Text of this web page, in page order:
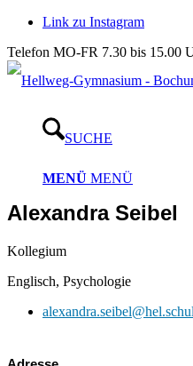
Link zu Instagram
Telefon MO-FR 7.30 bis 15.00
SUCHE
MENÜ MENÜ
Alexandra Seibel
Kollegium
Englisch, Psychologie